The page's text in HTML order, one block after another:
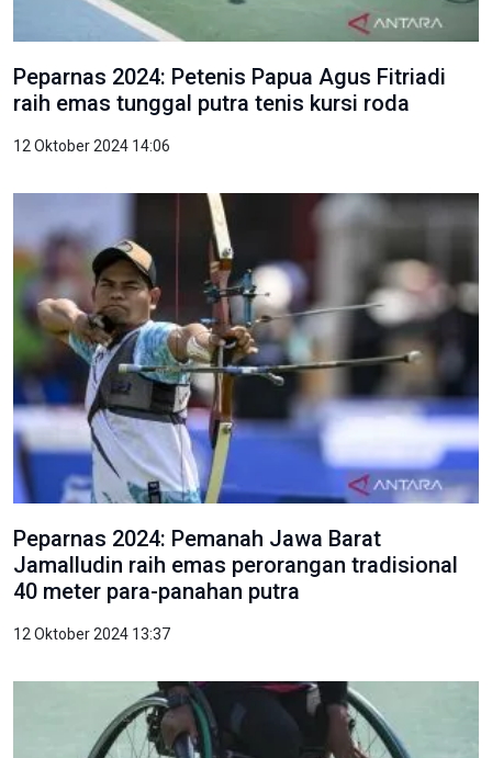
Peparnas 2024: Petenis Papua Agus Fitriadi
raih emas tunggal putra tenis kursi roda
12 Oktober 2024 14:06
Peparnas 2024: Pemanah Jawa Barat
Jamalludin raih emas perorangan tradisional
40 meter para-panahan putra
12 Oktober 2024 13:37